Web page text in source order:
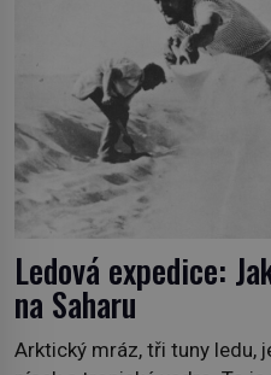
připomíná jelena, v
Ledová expedice:
na Saharu
Arktický mráz, tři tuny ledu,